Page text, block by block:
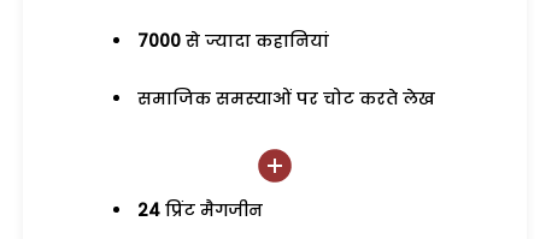
7000 से ज्यादा कहानियां
समाजिक समस्याओं पर चोट करते लेख
24 प्रिंट मैगजीन